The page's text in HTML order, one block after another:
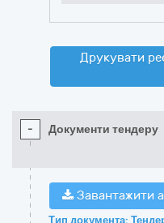
Друкувати
- Документи тендеру
Завантажити
Тип документа: